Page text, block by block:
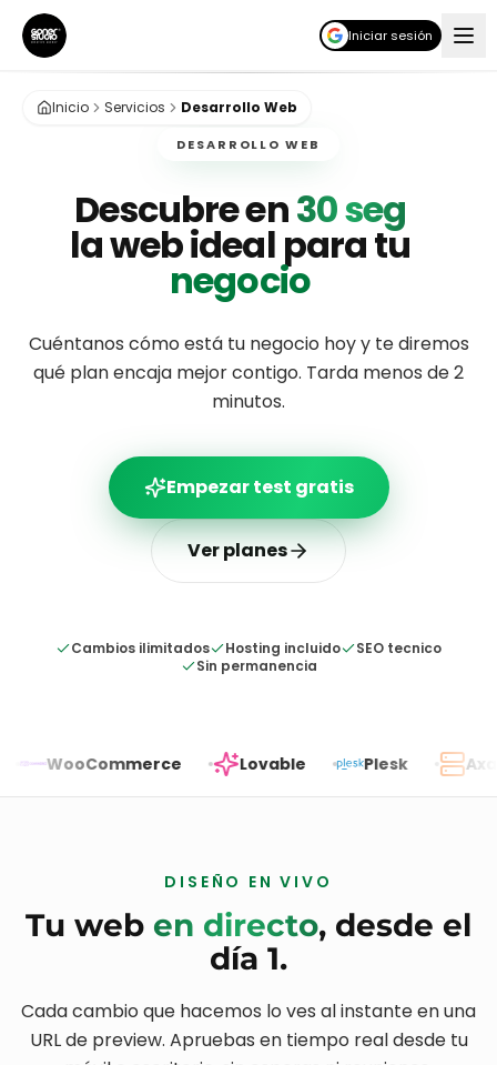
Iniciar sesión
Inicio Servicios Desarrollo Web
DESARROLLO WEB
Descubre en30 seg
la web ideal para tu
negocio
Cuéntanos cómo está tu negocio hoy y te diremos
qué plan encaja mejor contigo. Tarda menos de 2
minutos.
Empezar test gratis
Ver planes
Cambios ilimitados Hosting incluido
SEO tecnico
Sin permanencia
Lovable Plesk Axarnet
DISEÑO EN VIVO
Tu web en directo, desde el
día 1.
Cada cambio que hacemos lo ves al instante en una
URL de preview. Apruebas en tiempo real desde tu